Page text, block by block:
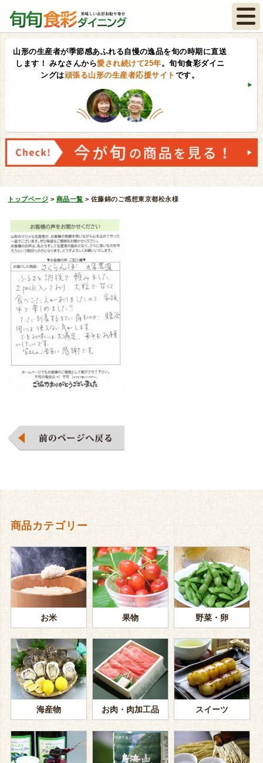
山形の生産者が季節感あふれる自慢の逸品を旬の時期に直送
します！ みなさんから愛され続けて25年。旬旬食彩ダイニ
ングは頑張る山形の生産者応援サイト です。
トップページ > 商品一覧 > 佐藤錦のご感想東京都松永様
商品カテゴリー
お米 果物 野菜・卵
海産物 お肉・肉加工品 スイーツ